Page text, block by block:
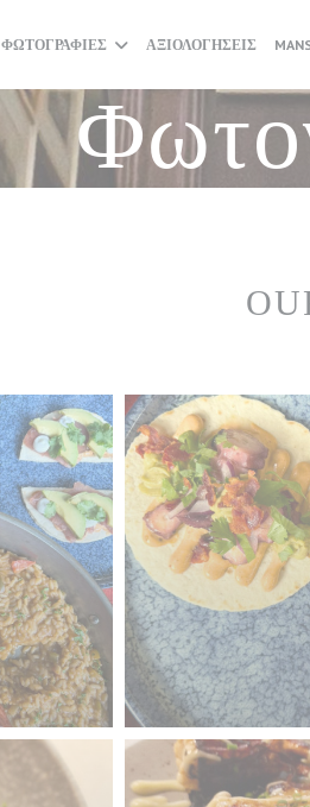
ΦΩΤΟΓΡΑΦΊΕΣ ΑΞΙΟΛΟΓΉΣΕΙΣ